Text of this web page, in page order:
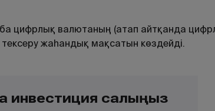
цифрлық валютаның (атап айтқанда
тексеру жаһандық мақсатын көздейді.
инвестиция салыңыз